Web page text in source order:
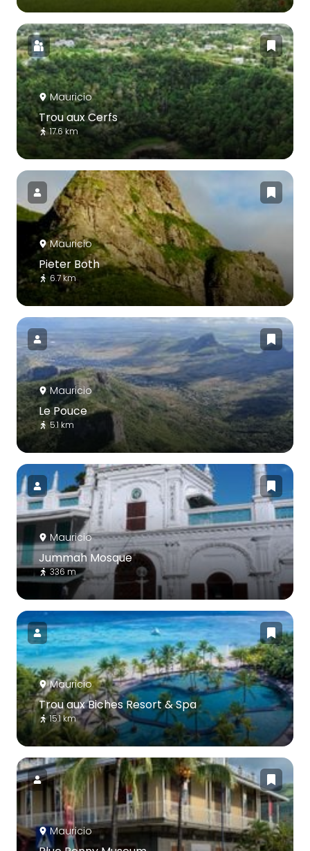
Mauricio
Trou aux Cerfs
17.6 km
Mauricio
Pieter Both
6.7 km
Mauricio
Le Pouce
5.1 km
Mauricio
Jummah Mosque
336 m
Mauricio
Trou aux Biches Resort & Spa
15.1 km
Mauricio